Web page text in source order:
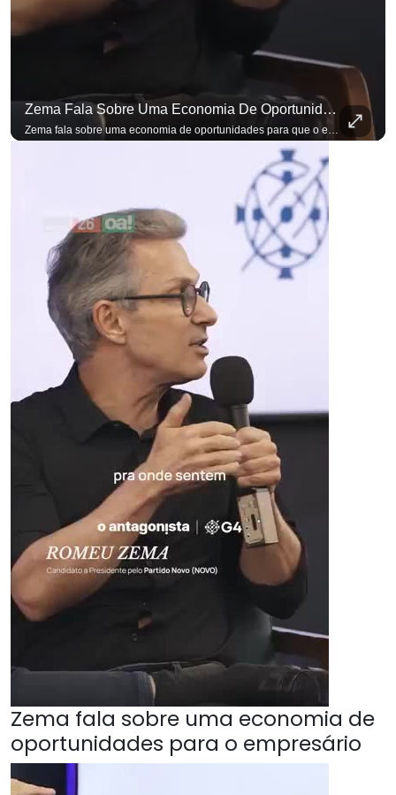
Zema Fala Sobre Uma Economia De Oportunidades Para O Empresário
Zema fala sobre uma economia de
oportunidades para o empresário